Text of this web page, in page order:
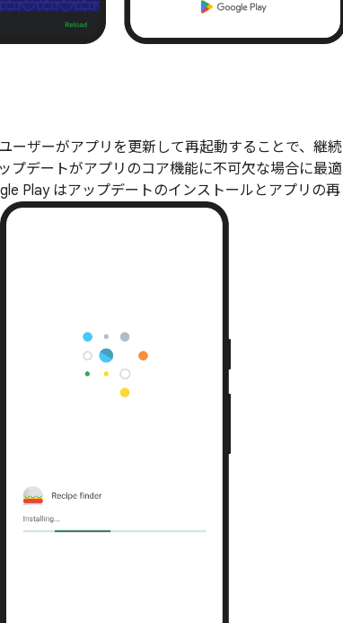
ーザーがアプリを更新して再起動することで、継続
プデートがアプリのコア機能に不可欠な場合に最適
Play はアップデートのインストールとアプリの再